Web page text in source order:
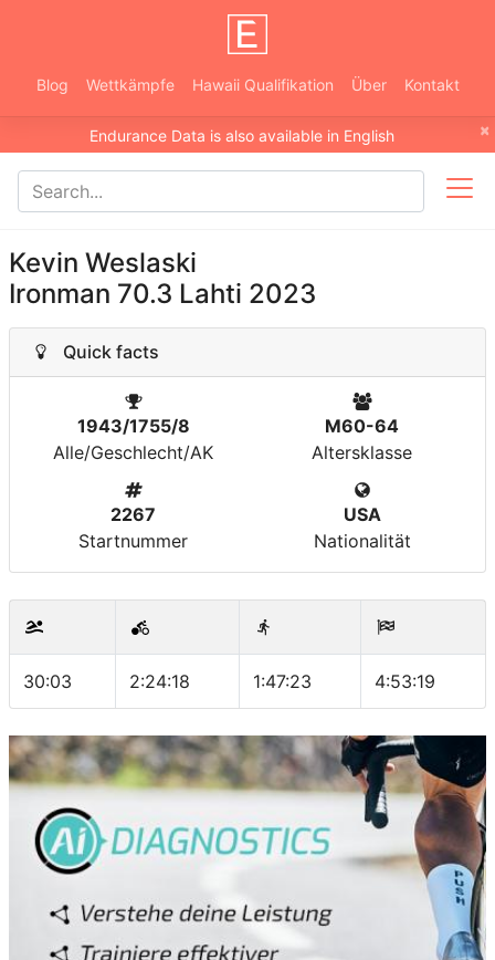
Blog Wettkämpfe Hawaii Qualifikation Über Kontakt
×
Endurance Data is also available in English
Kevin Weslaski
Ironman 70.3 Lahti 2023
Quick facts
1943/1755/8
Alle/Geschlecht/AK
M60-64
Altersklasse
2267
Startnummer
USA
Nationalität
30:03 2:24:18 1:47:23 4:53:19